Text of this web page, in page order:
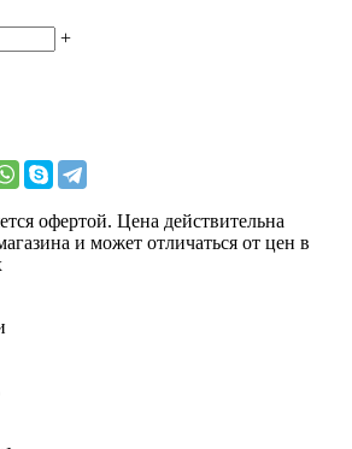
+
офертой. Цена действительна
и может отличаться от цен в